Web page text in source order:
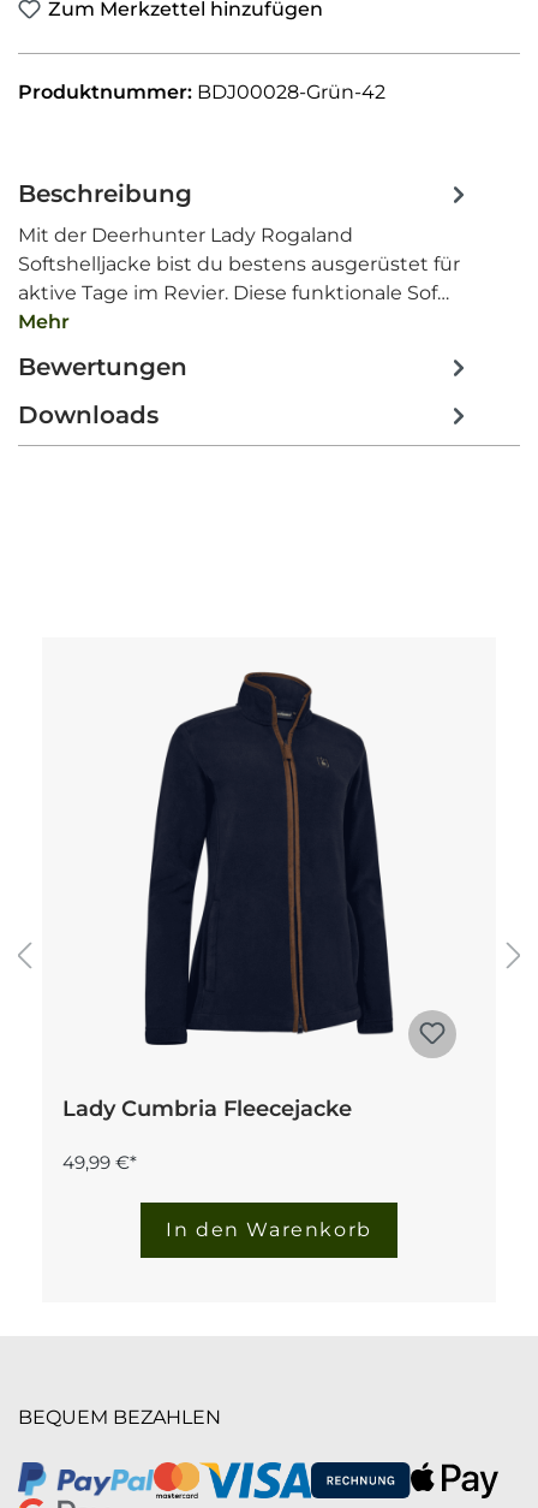
Zum Merkzettel hinzufügen
Produktnummer: BDJ00028-Grün-42
Beschreibung
Mit der Deerhunter Lady Rogaland
Softshelljacke bist du bestens ausgerüstet für
aktive Tage im Revier. Diese funktionale Sof…
Mehr
Bewertungen
Downloads
Lady Cumbria Fleecejacke
49,99 €*
In den Warenkorb
BEQUEM BEZAHLEN